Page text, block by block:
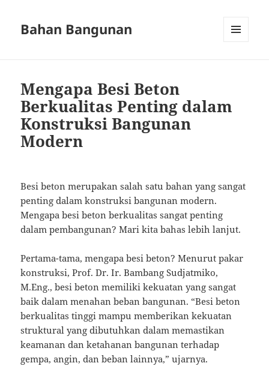
Bahan Bangunan
Mengapa Besi Beton
Berkualitas Penting dalam
Konstruksi Bangunan
Modern
Besi beton merupakan salah satu bahan yang sangat
penting dalam konstruksi bangunan modern.
Mengapa besi beton berkualitas sangat penting
dalam pembangunan? Mari kita bahas lebih lanjut.
Pertama-tama, mengapa besi beton? Menurut pakar
konstruksi, Prof. Dr. Ir. Bambang Sudjatmiko,
M.Eng., besi beton memiliki kekuatan yang sangat
baik dalam menahan beban bangunan. “Besi beton
berkualitas tinggi mampu memberikan kekuatan
struktural yang dibutuhkan dalam memastikan
keamanan dan ketahanan bangunan terhadap
gempa, angin, dan beban lainnya,” ujarnya.